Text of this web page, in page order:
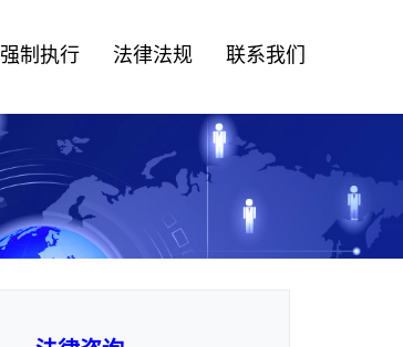
强制执行 法律法规 联系我们